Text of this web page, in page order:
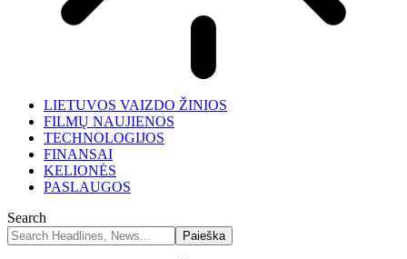
LIETUVOS VAIZDO ŽINIOS
FILMŲ NAUJIENOS
TECHNOLOGIJOS
FINANSAI
KELIONĖS
PASLAUGOS
Search